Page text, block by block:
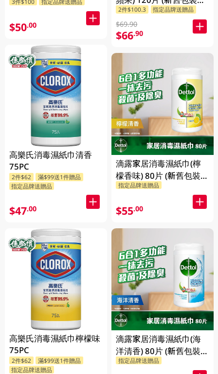
$50.00
高樂氏消毒濕紙巾清香
75PC
2件$62
滿$99送1件贈品
指定品牌送贈品
$47.00
高樂氏消毒濕紙巾檸檬味
75PC
2件$62
滿$99送1件贈品
指定品牌送贈品
機發放)
2件$100.3 指定品牌送贈品
$69.90
$66.90
滴露家居消毒濕紙巾(檸
檬香味) 80片 (新舊包裝隨
機發放)
指定品牌送贈品
$55.00
滴露家居消毒濕紙巾(海
洋清香) 80片 (新舊包裝隨
機發放)
指定品牌送贈品